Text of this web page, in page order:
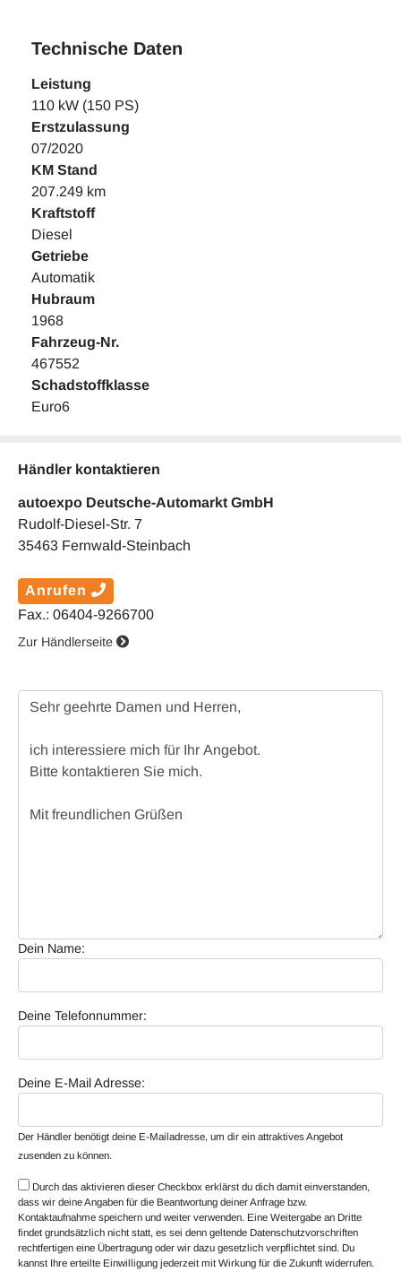
Technische Daten
Leistung
110 kW (150 PS)
Erstzulassung
07/2020
KM Stand
207.249 km
Kraftstoff
Diesel
Getriebe
Automatik
Hubraum
1968
Fahrzeug-Nr.
467552
Schadstoffklasse
Euro6
Händler kontaktieren
autoexpo Deutsche-Automarkt GmbH
Rudolf-Diesel-Str. 7
35463 Fernwald-Steinbach
Anrufen
Fax.: 06404-9266700
Zur Händlerseite
Dein Name:
Deine Telefonnummer:
Deine E-Mail Adresse:
Der Händler benötigt deine E-Mailadresse, um dir ein attraktives Angebot
zusenden zu können.
Durch das aktivieren dieser Checkbox erklärst du dich damit einverstanden,
dass wir deine Angaben für die Beantwortung deiner Anfrage bzw.
Kontaktaufnahme speichern und weiter verwenden. Eine Weitergabe an Dritte
findet grundsätzlich nicht statt, es sei denn geltende Datenschutzvorschriften
rechtfertigen eine Übertragung oder wir dazu gesetzlich verpflichtet sind. Du
kannst Ihre erteilte Einwilligung jederzeit mit Wirkung für die Zukunft widerrufen.